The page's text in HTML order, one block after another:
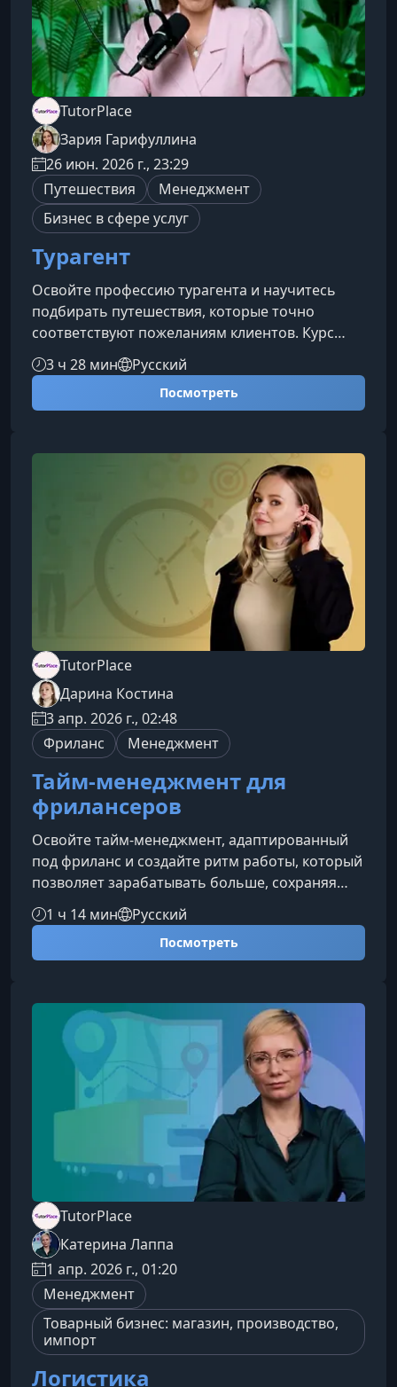
TutorPlace
Зария Гарифуллина
26 июн. 2026 г., 23:29
Путешествия
Менеджмент
Бизнес в сфере услуг
Турагент
Освойте профессию турагента и научитесь
подбирать путешествия, которые точно
соответствуют пожеланиям клиентов. Курс
поможет разобраться в направлениях, отелях,
авиаперевозках и всех этапах организации
отдыха — от запроса до продажи готового
тура.Чему вы научитесьВыбирать наиболее
крупными туроператорами и разными
клиентскими запросами.Разбираться во всех
видах туризма, категориях отдыха,
3 ч 28 мин Русский
Посмотреть
TutorPlace
Дарина Костина
3 апр. 2026 г., 02:48
Фриланс
Менеджмент
Тайм-менеджмент для
фрилансеров
Освойте тайм‑менеджмент, адаптированный
под фриланс и создайте ритм работы, который
позволяет зарабатывать больше, сохраняя
спокойствие, вдохновение и личное время.
Курс поможет выстроить понятную систему
планирования, избавиться от хаоса в задачах
деятельность.Кому подходит этот
курсПрограмма создана для фрилансеров,
которые сталкиваются с ощущением
перегруженности, эмоциональной у
1 ч 14 мин Русский
Посмотреть
TutorPlace
Катерина Лаппа
1 апр. 2026 г., 01:20
Менеджмент
Товарный бизнес: магазин, производство,
импорт
Логистика